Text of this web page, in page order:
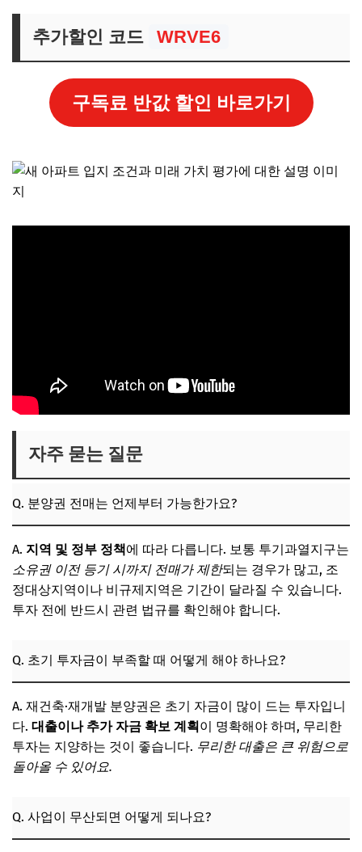
추가할인 코드 WRVE6
구독료 반값 할인 바로가기
자주 묻는 질문
Q. 분양권 전매는 언제부터 가능한가요?
A. 지역 및 정부 정책에 따라 다릅니다. 보통 투기과열지구는
소유권 이전 등기 시까지 전매가 제한되는 경우가 많고, 조
정대상지역이나 비규제지역은 기간이 달라질 수 있습니다.
투자 전에 반드시 관련 법규를 확인해야 합니다.
Q. 초기 투자금이 부족할 때 어떻게 해야 하나요?
A. 재건축·재개발 분양권은 초기 자금이 많이 드는 투자입니
다. 대출이나 추가 자금 확보 계획 이 명확해야 하며, 무리한
투자는 지양하는 것이 좋습니다. 무리한 대출은 큰 위험으로
돌아올 수 있어요.
Q. 사업이 무산되면 어떻게 되나요?